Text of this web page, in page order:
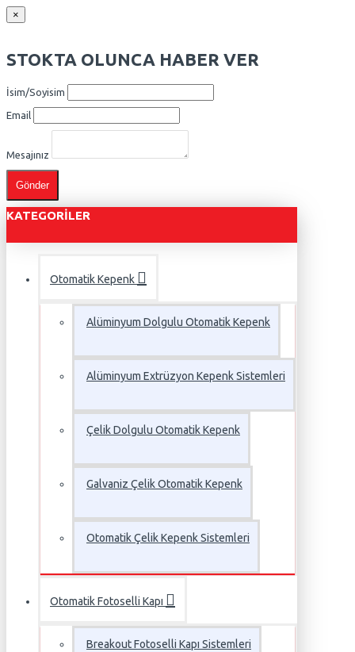
×
STOKTA OLUNCA HABER VER
İsim/Soyisim
Email
Mesajınız
Gönder
KATEGORILER
Otomatik Kepenk
Alüminyum Dolgulu Otomatik Kepenk
Alüminyum Extrüzyon Kepenk Sistemleri
Çelik Dolgulu Otomatik Kepenk
Galvaniz Çelik Otomatik Kepenk
Otomatik Çelik Kepenk Sistemleri
Otomatik Fotoselli Kapı
Breakout Fotoselli Kapı Sistemleri